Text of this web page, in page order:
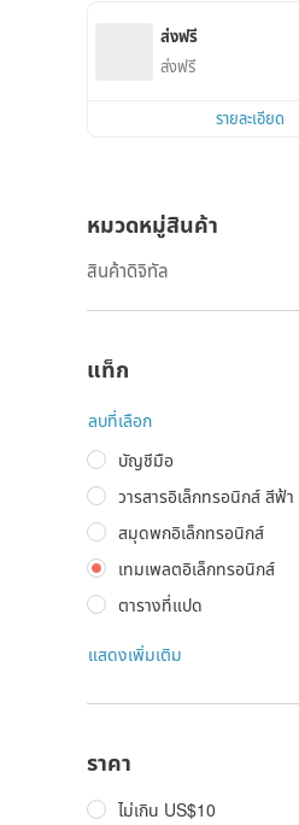
ส่งฟรี
ส่งฟรี
รายละเอียด
หมวดหมู่สินค้า
สินค้าดิจิทัล
แท็ก
ลบที่เลือก
บัญชีมือ
วารสารอิเล็กทรอนิกส์ สีฟ้า
สมุดพกอิเล็กทรอนิกส์
เทมเพลตอิเล็กทรอนิกส์
ตารางที่แปด
แสดงเพิ่มเติม
ราคา
ไม่เกิน US$10